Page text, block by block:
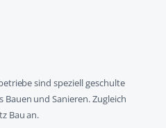
sind speziell geschulte
Bauen und Sanieren. Zugleich
Bau an.